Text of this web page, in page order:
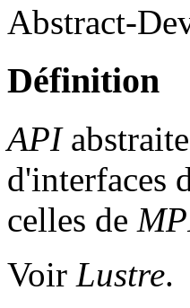
Abstract-
Définition
API
d'interfaces
celles de
Voir Lustre.